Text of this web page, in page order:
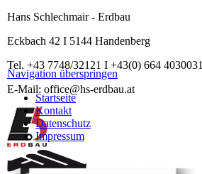
Hans Schlechmair - Erdbau
Eckbach 42 I 5144 Handenberg
Tel. +43 7748/32121 I +43(0) 664 4030031
E-Mail: office@hs-erdbau.at
Navigation überspringen
Startseite
Kontakt
Datenschutz
Impressum